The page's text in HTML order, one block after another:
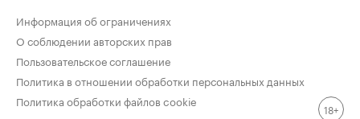
Информация об ограничениях
О соблюдении авторских прав
Пользовательское соглашение
Политика в отношении обработки персональных данных
Политика обработки файлов cookie
18+